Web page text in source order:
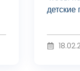
детские